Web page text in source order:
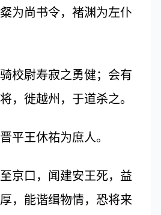
为尚书令，褚渊为左仆
尉寿寂之勇健；会有
，徙越州，于道杀之。
王休祐为庶人。
口，闻建安王死，益
，能谐缉物情，恐将来